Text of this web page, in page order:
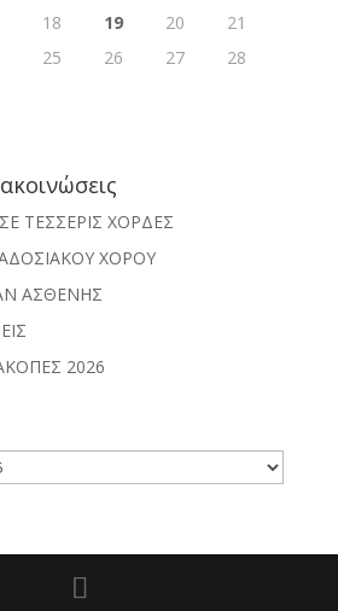
18 19 20
21
25 26 27
28
ΤΕΣΣΕΡΙΣ ΧΟΡΔΕΣ
ΧΟΡΟΥ
ΑΣΘΕΝΗΣ
2026